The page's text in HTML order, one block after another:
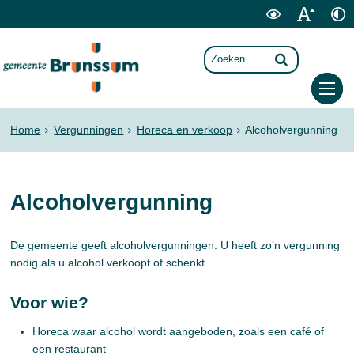
Home Vergunningen Horeca en verkoop Alcoholvergunning
Alcoholvergunning
De gemeente geeft alcoholvergunningen. U heeft zo’n vergunning
nodig als u alcohol verkoopt of schenkt.
Voor wie?
Horeca waar alcohol wordt aangeboden, zoals een café of
een restaurant